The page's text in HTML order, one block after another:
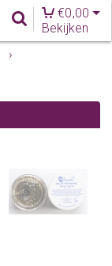
€0,00
Bekijken
›